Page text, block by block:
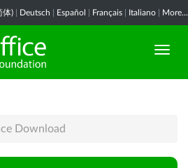
体) Deutsch Español Français Italiano More...
Download